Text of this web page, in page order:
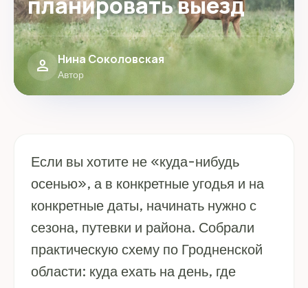
person Нина Соколовская
Автор
Если вы хотите не «куда-нибудь
осенью», а в конкретные угодья и на
конкретные даты, начинать нужно с
сезона, путевки и района. Собрали
практическую схему по Гродненской
области: куда ехать на день, где